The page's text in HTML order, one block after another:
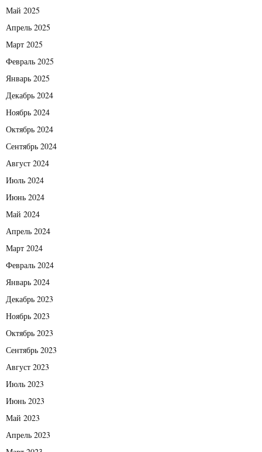
Май 2025
Апрель 2025
Март 2025
Февраль 2025
Январь 2025
Декабрь 2024
Ноябрь 2024
Октябрь 2024
Сентябрь 2024
Август 2024
Июль 2024
Июнь 2024
Май 2024
Апрель 2024
Март 2024
Февраль 2024
Январь 2024
Декабрь 2023
Ноябрь 2023
Октябрь 2023
Сентябрь 2023
Август 2023
Июль 2023
Июнь 2023
Май 2023
Апрель 2023